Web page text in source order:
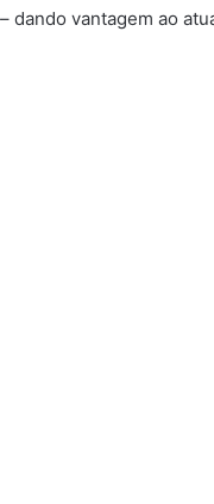
dando vantagem ao